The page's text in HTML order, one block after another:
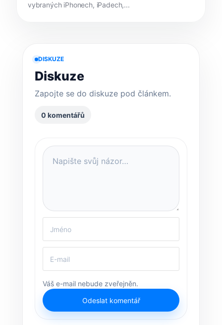
vybraných iPhonech, iPadech,...
DISKUZE
Diskuze
Zapojte se do diskuze pod článkem.
0 komentářů
Váš e-mail nebude zveřejněn.
Odeslat komentář